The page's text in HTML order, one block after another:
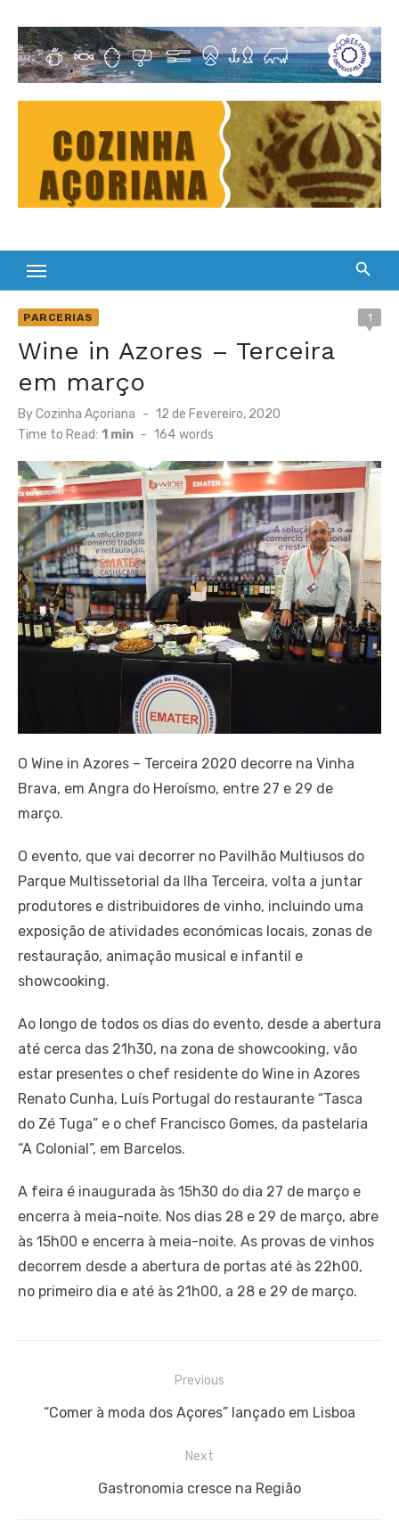
content
Cultura Gastronómica dos Açores
PARCERIAS 1
Wine in Azores – Terceira
em março
ByCozinha Açoriana
Posted
on
12 de Fevereiro, 2020
Time to Read: 1 min - 164 words
O Wine in Azores – Terceira 2020 decorre na Vinha
Brava, em Angra do Heroísmo, entre 27 e 29 de
março.
O evento, que vai decorrer no Pavilhão Multiusos do
Parque Multissetorial da Ilha Terceira, volta a juntar
produtores e distribuidores de vinho, incluindo uma
exposição de atividades económicas locais, zonas de
restauração, animação musical e infantil e
showcooking.
Ao longo de todos os dias do evento, desde a abertura
até cerca das 21h30, na zona de showcooking, vão
estar presentes o chef residente do Wine in Azores
Renato Cunha, Luís Portugal do restaurante “Tasca
do Zé Tuga” e o chef Francisco Gomes, da pastelaria
“A Colonial”, em Barcelos.
A feira é inaugurada às 15h30 do dia 27 de março e
encerra à meia-noite. Nos dias 28 e 29 de março, abre
às 15h00 e encerra à meia-noite. As provas de vinhos
decorrem desde a abertura de portas até às 22h00,
no primeiro dia e até às 21h00, a 28 e 29 de março.
Previous
Previous
“Comer à moda dos Açores” lançado em Lisboa
Next
Next
Gastronomia cresce na Região